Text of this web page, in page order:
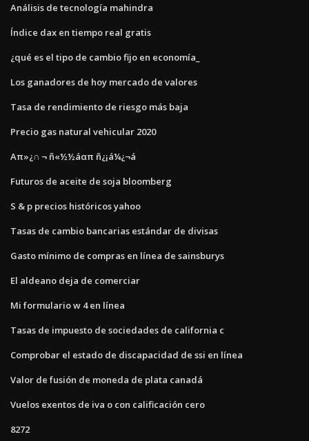
Análisis de tecnología mahindra
Índice dax en tiempo real gratis
¿qué es el tipo de cambio fijo en economía_
Los ganadores de hoy mercado de valores
Tasa de rendimiento de riesgo más baja
Precio gas natural vehicular 2020
Απ»¿∩ ¬ ñ«½½áαπ ñ¿¡á¼¿¬á
Futuros de aceite de soja bloomberg
S & p precios históricos yahoo
Tasas de cambio bancarias estándar de divisas
Gasto mínimo de compras en línea de sainsburys
El aldeano deja de comerciar
Mi formulario w 4 en línea
Tasas de impuesto de sociedades de california c
Comprobar el estado de discapacidad de ssi en línea
Valor de fusión de moneda de plata canadá
Vuelos exentos de iva o con calificación cero
8272